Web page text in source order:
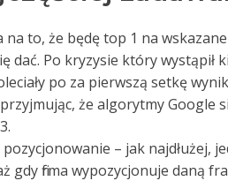
na to, że będę top 1 na
dać. Po kryzysie który
po za pierwszą setkę
że algorytmy
– jak najdłużej,
gdy firma wypozycjonuje daną